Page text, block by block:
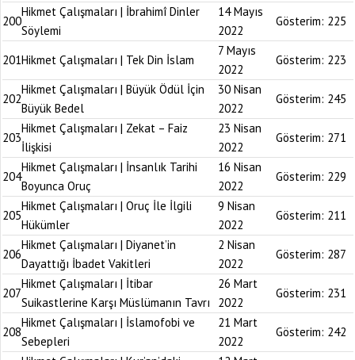
200
Hikmet Çalışmaları | İbrahimî Dinler
Söylemi
14 Mayıs
2022
Gösterim: 225
201Hikmet Çalışmaları | Tek Din İslam
7 Mayıs
2022
Gösterim: 223
202
Hikmet Çalışmaları | Büyük Ödül İçin
Büyük Bedel
30 Nisan
2022
Gösterim: 245
203
Hikmet Çalışmaları | Zekat – Faiz
İlişkisi
23 Nisan
2022
Gösterim: 271
204
Hikmet Çalışmaları | İnsanlık Tarihi
Boyunca Oruç
16 Nisan
2022
Gösterim: 229
205
Hikmet Çalışmaları | Oruç İle İlgili
Hükümler
9 Nisan
2022
Gösterim: 211
206
Hikmet Çalışmaları | Diyanet’in
Dayattığı İbadet Vakitleri
2 Nisan
2022
Gösterim: 287
207
Hikmet Çalışmaları | İtibar
Suikastlerine Karşı Müslümanın Tavrı
26 Mart
2022
Gösterim: 231
208
Hikmet Çalışmaları | İslamofobi ve
Sebepleri
21 Mart
2022
Gösterim: 242